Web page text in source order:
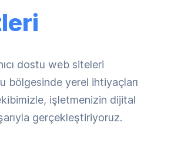
dostu web siteleri
bölgesinde yerel ihtiyaçları
işletmenizin dijital
gerçekleştiriyoruz.